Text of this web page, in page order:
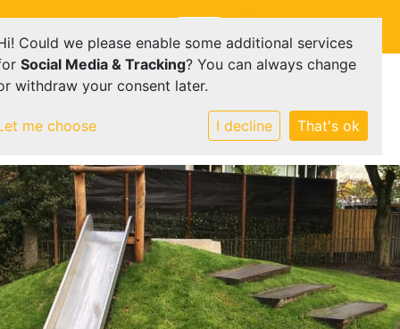
Could we please enable some additional services
Social Media & Tracking? You can always change
withdraw your consent later.
me choose I decline That's ok